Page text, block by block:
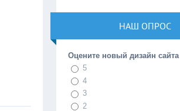
НАШ ОПРОС
Оцените новый дизайн сайта
5
4
3
2